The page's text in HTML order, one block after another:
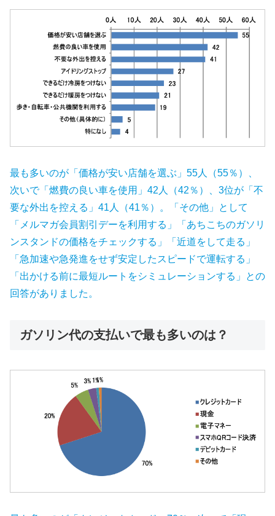
最も多いのが「価格が安い店舗を選ぶ」55人（55％）、
次いで「燃費の良い車を使用」42人（42％）、3位が「不
要な外出を控える」41人（41％）。「その他」として
「メルマガ会員割引デーを利用する」「あちこちのガソリ
ンスタンドの価格をチェックする」「近道をして走る」
「急加速や急発進をせず安定したスピードで運転する」
「出かける前に最短ルートをシミュレーションする」との
回答がありました。
ガソリン代の支払いで最も多いのは？